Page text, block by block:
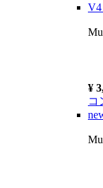
V4
¥
コ